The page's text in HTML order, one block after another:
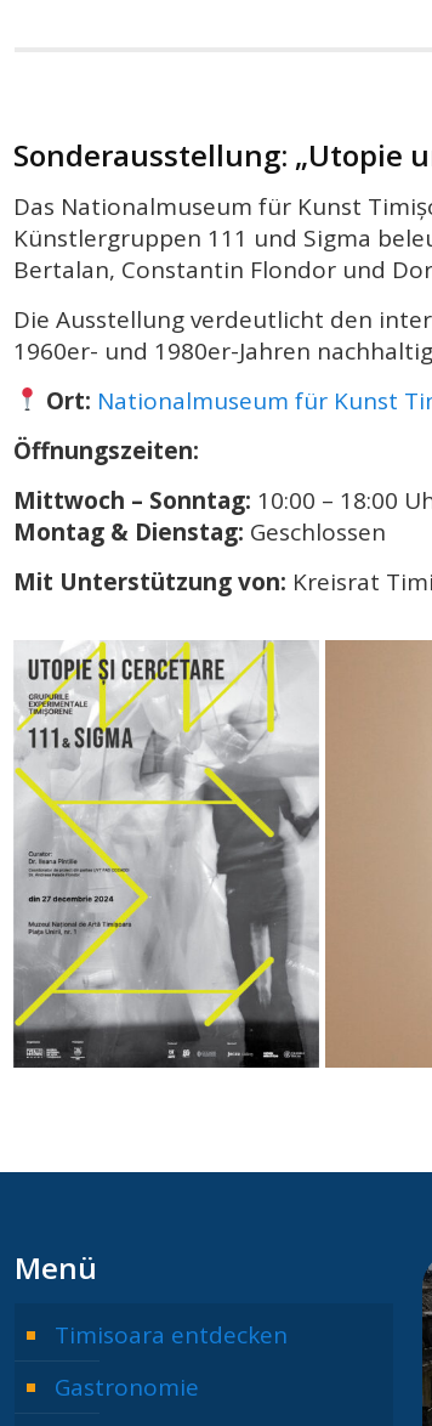
Sonderausstellung: „Utopie
Das Nationalmuseum für Kunst
Künstlergruppen 111 und Sigma
Bertalan, Constantin Flondor und
Die Ausstellung verdeutlicht den
1960er- und 1980er-Jahren
Ort: Nationalmuseum für Kunst
Öffnungszeiten:
Mittwoch – Sonntag: 10:00 – 18:00
Montag & Dienstag: Geschlossen
Mit Unterstützung von: Kreisrat
Menü
Timisoara entdecken
Gastronomie